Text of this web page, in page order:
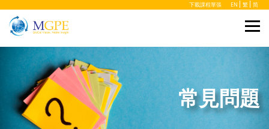
下載課程單張 EN 繁 简
常見問題